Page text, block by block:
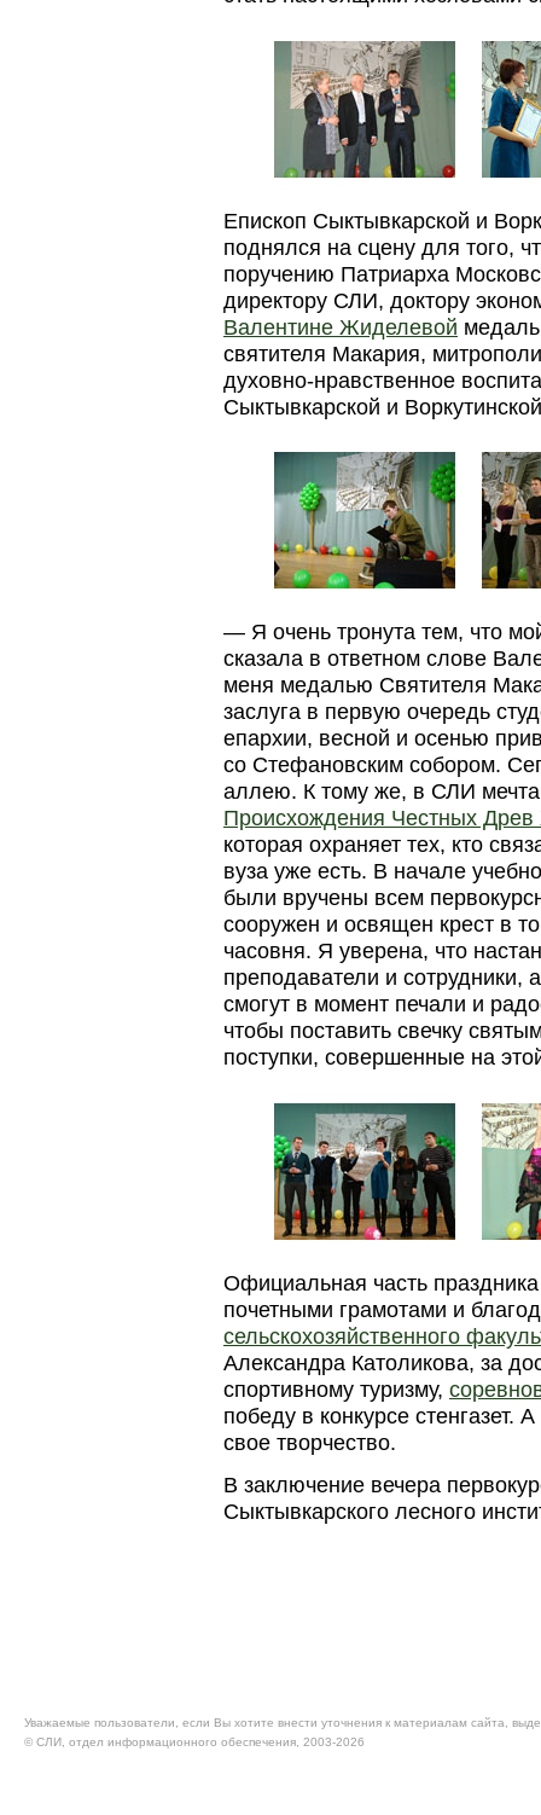
Епископ Сыктывкарской и
поднялся на сцену для того,
поручению Патриарха
директору СЛИ, доктору
Валентине Жиделевой
святителя Макария,
духовно-нравственное
Сыктывкарской и
— Я очень тронута тем, что
сказала в ответном слове
меня медалью Святителя
заслуга в первую очередь
епархии, весной и осенью
со Стефановским собором.
аллею. К тому же, в СЛИ
Происхождения Честных
которая охраняет тех, кто
вуза уже есть. В начале
были вручены всем
сооружен и освящен крест в
часовня. Я уверена, что
преподаватели и сотрудники,
смогут в момент печали и
чтобы поставить свечку
поступки, совершенные на
Официальная часть
почетными грамотами и
сельскохозяйственного
Александра Католикова, за
спортивному туризму,
победу в конкурсе стенгазет.
свое творчество.
В заключение вечера
Сыктывкарского лесного
Уважаемые пользователи, если Вы хотите внести уточнения к материалам сайта,
© CЛИ, отдел информационного обеспечения, 2003-2026